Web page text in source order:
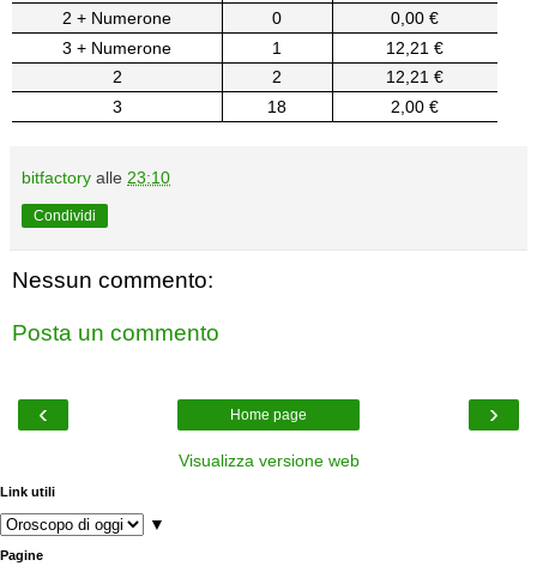
2 + Numerone
0
0,00 €
3 + Numerone
1
12,21 €
2
2
12,21 €
3
18 2,00 €
bitfactory alle 23:10
Condividi
Nessun commento:
Posta un commento
‹ ›
Home page
Visualizza versione web
Link utili
▼
Pagine